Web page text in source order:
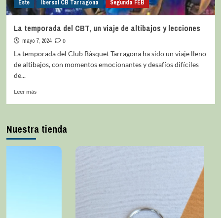
Este Ibersol CB Tarragona Segunda FEB
La temporada del CBT, un viaje de altibajos y lecciones
mayo 7, 2024
0
La temporada del Club Bàsquet Tarragona ha sido un viaje lleno
de altibajos, con momentos emocionantes y desafíos difíciles
de...
Leer más
Nuestra tienda